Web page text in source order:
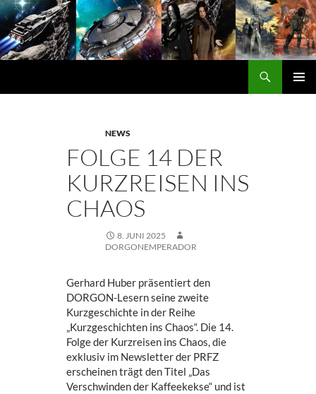
Zum
Inhalt
springen
NEWS
FOLGE 14 DER
KURZREISEN INS
CHAOS
8. JUNI 2025
DORGONEMPERADOR
Gerhard Huber präsentiert den
DORGON-Lesern seine zweite
Kurzgeschichte in der Reihe
„Kurzgeschichten ins Chaos“. Die 14.
Folge der Kurzreisen ins Chaos, die
exklusiv im Newsletter der PRFZ
erscheinen trägt den Titel „Das
Verschwinden der Kaffeekekse“ und ist